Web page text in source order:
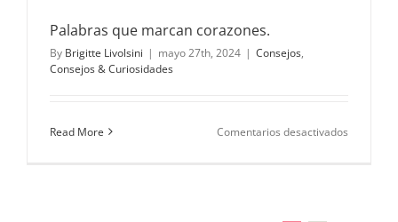
Palabras que marcan corazones.
By Brigitte Livolsini | mayo 27th, 2024 | Consejos,
Consejos & Curiosidades
Read More Comentarios desactivados